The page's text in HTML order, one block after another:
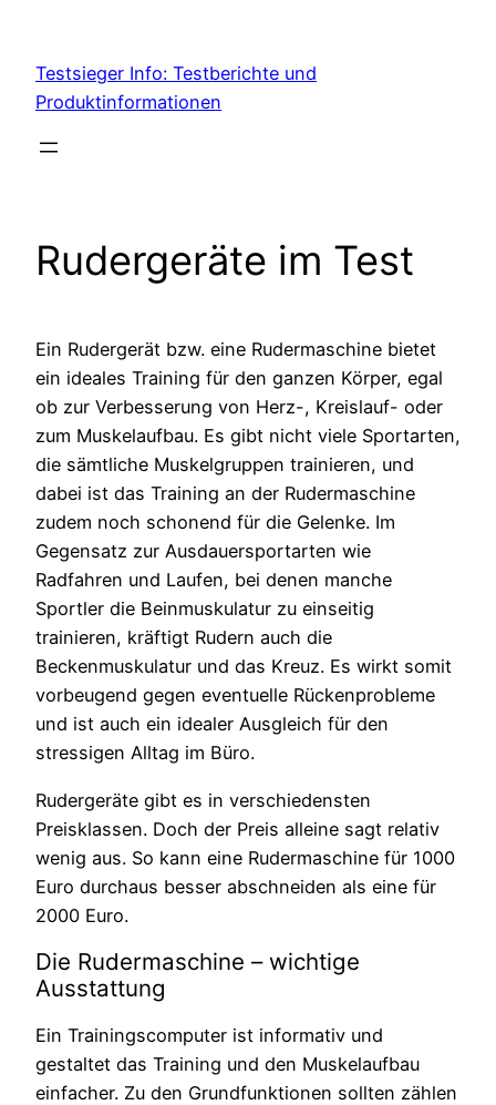
content
Testsieger Info: Testberichte und
Produktinformationen
Rudergeräte im Test
Ein Rudergerät bzw. eine Rudermaschine bietet
ein ideales Training für den ganzen Körper, egal
ob zur Verbesserung von Herz-, Kreislauf- oder
zum Muskelaufbau. Es gibt nicht viele Sportarten,
die sämtliche Muskelgruppen trainieren, und
dabei ist das Training an der Rudermaschine
zudem noch schonend für die Gelenke. Im
Gegensatz zur Ausdauersportarten wie
Radfahren und Laufen, bei denen manche
Sportler die Beinmuskulatur zu einseitig
trainieren, kräftigt Rudern auch die
Beckenmuskulatur und das Kreuz. Es wirkt somit
vorbeugend gegen eventuelle Rückenprobleme
und ist auch ein idealer Ausgleich für den
stressigen Alltag im Büro.
Rudergeräte gibt es in verschiedensten
Preisklassen. Doch der Preis alleine sagt relativ
wenig aus. So kann eine Rudermaschine für 1000
Euro durchaus besser abschneiden als eine für
2000 Euro.
Die Rudermaschine – wichtige
Ausstattung
Ein Trainingscomputer ist informativ und
gestaltet das Training und den Muskelaufbau
einfacher. Zu den Grundfunktionen sollten zählen